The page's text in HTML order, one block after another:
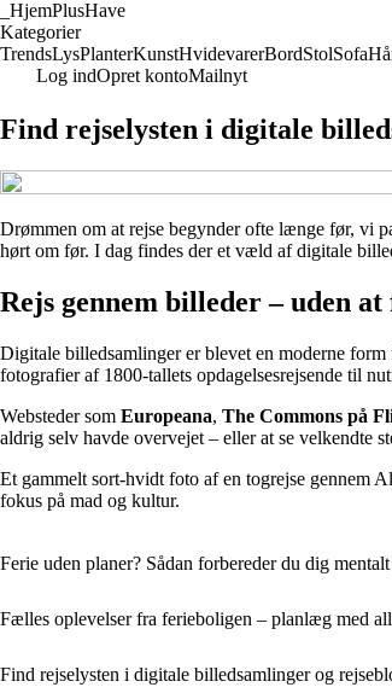
HjemPlusHave
Kategorier
TrendsLysPlanterKunstHvidevarerBordStolSofa
Log indOpret kontoMailnyt
Find rejselysten i digitale
Drømmen om at rejse begynder ofte længe før, vi
hørt om før. I dag findes der et væld af digitale
Rejs gennem billeder – uden at
Digitale billedsamlinger er blevet en moderne
fotografier af 1800-tallets opdagelsesrejsende til
Websteder som Europeana, The Commons på
aldrig selv havde overvejet – eller at se velkendte
Et gammelt sort-hvidt foto af en togrejse gennem
fokus på mad og kultur.
Ferie uden planer? Sådan forbereder du dig
Fælles oplevelser fra ferieboligen – planlæg med
Find rejselysten i digitale billedsamlinger og